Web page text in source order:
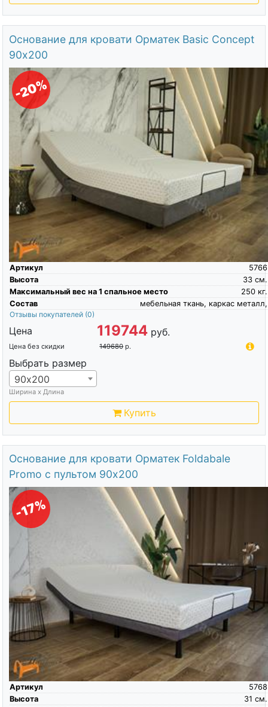
Основание для кровати Орматек Basic Concept
90х200
-20%
Артикул
5766
Высота
см.
33
Максимальный вес на 1 спальное место
кг.
250
Состав
мебельная ткань, каркас металл,
Отзывы покупателей (0)
Цена 119744 руб.
Цена без скидки 149680 р.
Выбрать размер
90х200
Ширина х Длина
Купить
Основание для кровати Орматек Foldabale
Promo с пультом 90х200
-17%
Артикул
5768
Высота
см.
31